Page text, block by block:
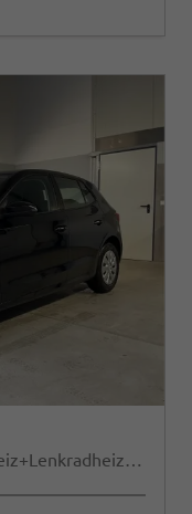
Selection 95PS GV4+AHK+Sitzheiz+Lenkradheiz+Climatronic+Tempomat+PDC